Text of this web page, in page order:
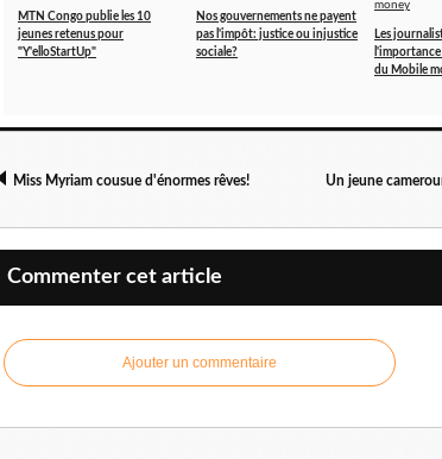
MTN Congo publie les 10
jeunes retenus pour
"Y'elloStartUp"
Nos gouvernements ne payent
pas l'impôt: justice ou injustice
sociale?
Les
du Mobile
Miss Myriam cousue d'énormes rêves! Un jeune
Commenter cet article
Ajouter un commentaire